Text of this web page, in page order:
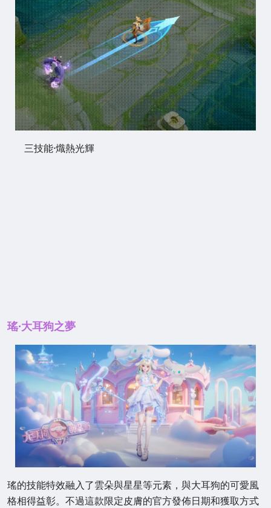
三技能·熾熱光輝
瑤·大耳狗之夢
瑤的技能特效融入了雲朵與星星等元素，與大耳狗的可愛風
格相得益彰。不過這款限定皮膚的官方發佈日期和獲取方式